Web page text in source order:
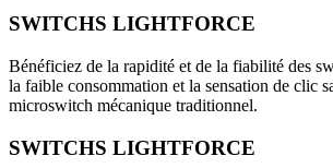
SWITCHS LIGHTFORCE
Bénéficiez de la rapidité et de la fiabilité des
la faible consommation et la sensation de clic
microswitch mécanique traditionnel.
SWITCHS LIGHTFORCE